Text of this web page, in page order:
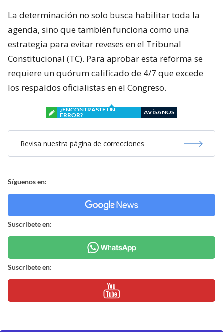
La determinación no solo busca habilitar toda la
agenda, sino que también funciona como una
estrategia para evitar reveses en el Tribunal
Constitucional (TC). Para aprobar esta reforma se
requiere un quórum calificado de 4/7 que excede
los respaldos oficialistas en el Congreso.
¿ENCONTRASTE UN
ERROR?
AVÍSANOS
Revisa nuestra página de correcciones
Síguenos en:
Suscríbete en:
Suscríbete en: